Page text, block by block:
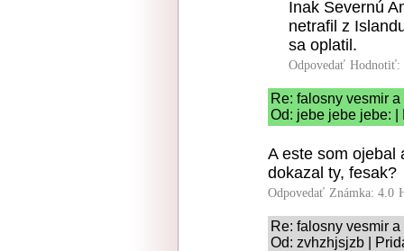
Inak Severnú
netrafil z
sa oplatil.
Odpovedať Hodnotiť:
Re: falosny vesmir
Od: jebe jebe jebe: |
A este som ojebal
dokazal ty, fesak?
Odpovedať Známka: 4.0
Re: falosny vesmir
Od: zvhzhjsjzb |